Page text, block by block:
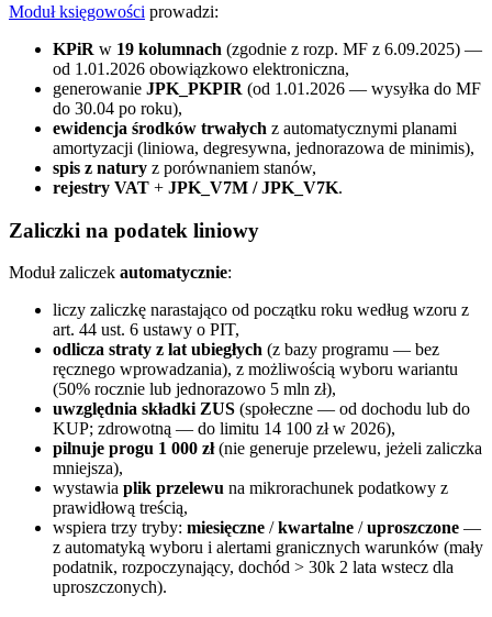
Moduł księgowości prowadzi:
KPiR w 19 kolumnach (zgodnie z rozp. MF z 6.09.2025) —
od 1.01.2026 obowiązkowo elektroniczna,
generowanie JPK_PKPIR (od 1.01.2026 — wysyłka do MF
do 30.04 po roku),
ewidencja środków trwałych z automatycznymi planami
amortyzacji (liniowa, degresywna, jednorazowa de minimis),
spis z natury z porównaniem stanów,
rejestry VAT + JPK_V7M / JPK_V7K.
Zaliczki na podatek liniowy
Moduł zaliczek automatycznie:
liczy zaliczkę narastająco od początku roku według wzoru z
art. 44 ust. 6 ustawy o PIT,
odlicza straty z lat ubiegłych (z bazy programu — bez
ręcznego wprowadzania), z możliwością wyboru wariantu
(50% rocznie lub jednorazowo 5 mln zł),
uwzględnia składki ZUS (społeczne — od dochodu lub do
KUP; zdrowotną — do limitu 14 100 zł w 2026),
pilnuje progu 1 000 zł(nie generuje przelewu, jeżeli zaliczka
mniejsza),
wystawia plik przelewu na mikrorachunek podatkowy z
prawidłową treścią,
wspiera trzy tryby: miesięczne /kwartalne /uproszczone —
z automatyką wyboru i alertami granicznych warunków (mały
podatnik, rozpoczynający, dochód > 30k 2 lata wstecz dla
uproszczonych).